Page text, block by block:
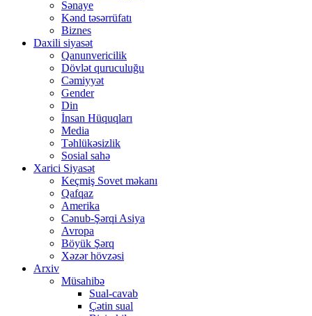
Sənaye
Kənd təsərrüfatı
Biznes
Daxili siyasət
Qanunvericilik
Dövlət quruculuğu
Cəmiyyət
Gender
Din
İnsan Hüquqları
Media
Təhlükəsizlik
Sosial sahə
Xarici Siyasət
Keçmiş Sovet məkanı
Qafqaz
Amerika
Cənub-Şərqi Asiya
Avropa
Böyük Şərq
Xəzər hövzəsi
Arxiv
Müsahibə
Sual-cavab
Çətin sual